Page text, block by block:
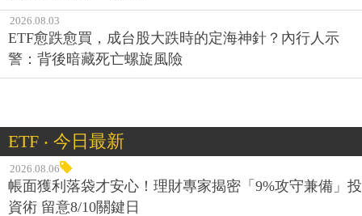
2026.08.03
ETF愈跌愈買，成台股大跌時的定海神針？內行人示
警：背後暗藏死亡螺旋風險
ETF ‧ 今日最新
2026.08.06
帳面獲利落袋才安心！理財專家揭密「9%攻守兼備」投
資術 留意8/10關鍵日